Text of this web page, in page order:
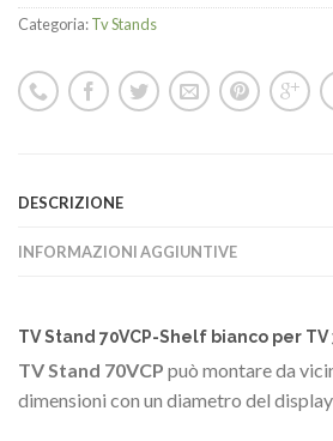
Categoria:Tv Stands
DESCRIZIONE
INFORMAZIONI AGGIUNTIVE
TV Stand 70VCP-Shelf bianco per TV
TV Stand 70VCP può montare da
dimensioni con un diametro del